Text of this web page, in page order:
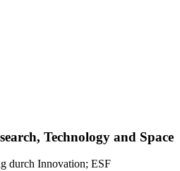
Technology and Space
durch Innovation; ESF